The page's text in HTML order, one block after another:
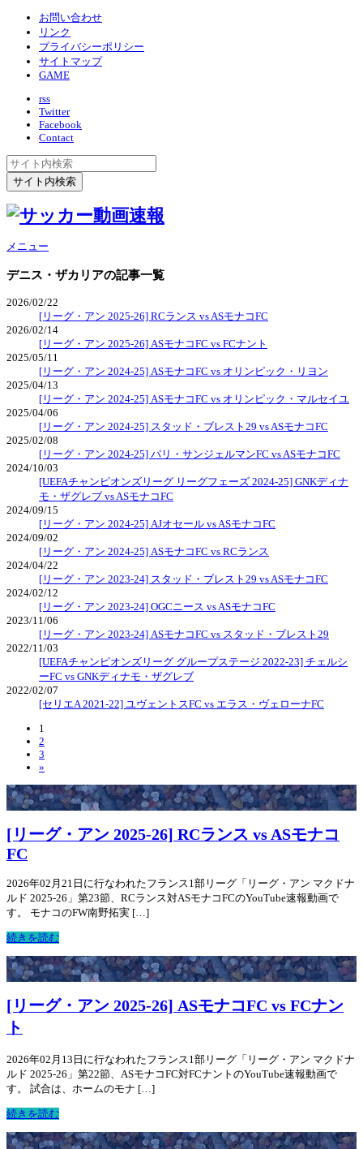
お問い合わせ
リンク
プライバシーポリシー
サイトマップ
GAME
rss
Twitter
Facebook
Contact
メニュー
デニス・ザカリアの記事一覧
2026/02/22
[リーグ・アン 2025-26] RCランス vs ASモナコFC
2026/02/14
[リーグ・アン 2025-26] ASモナコFC vs FCナント
2025/05/11
[リーグ・アン 2024-25] ASモナコFC vs オリンピック・リヨン
2025/04/13
[リーグ・アン 2024-25] ASモナコFC vs オリンピック・マルセイユ
2025/04/06
[リーグ・アン 2024-25] スタッド・ブレスト29 vs ASモナコFC
2025/02/08
[リーグ・アン 2024-25] パリ・サンジェルマンFC vs ASモナコFC
2024/10/03
[UEFAチャンピオンズリーグ リーグフェーズ 2024-25] GNKディナ
モ・ザグレブ vs ASモナコFC
2024/09/15
[リーグ・アン 2024-25] AJオセール vs ASモナコFC
2024/09/02
[リーグ・アン 2024-25] ASモナコFC vs RCランス
2024/04/22
[リーグ・アン 2023-24] スタッド・ブレスト29 vs ASモナコFC
2024/02/12
[リーグ・アン 2023-24] OGCニース vs ASモナコFC
2023/11/06
[リーグ・アン 2023-24] ASモナコFC vs スタッド・ブレスト29
2022/11/03
[UEFAチャンピオンズリーグ グループステージ 2022-23] チェルシ
ーFC vs GNKディナモ・ザグレブ
2022/02/07
[セリエA 2021-22] ユヴェントスFC vs エラス・ヴェローナFC
1
2
3
»
[リーグ・アン 2025-26] RCランス vs ASモナコ
FC
2026年02月21日に行なわれたフランス1部リーグ「リーグ・アン マクドナ
ルド 2025-26」第23節、RCランス対ASモナコFCのYouTube速報動画で
す。 モナコのFW南野拓実 […]
続きを読む
[リーグ・アン 2025-26] ASモナコFC vs FCナン
ト
2026年02月13日に行なわれたフランス1部リーグ「リーグ・アン マクドナ
ルド 2025-26」第22節、ASモナコFC対FCナントのYouTube速報動画で
す。 試合は、ホームのモナ […]
続きを読む